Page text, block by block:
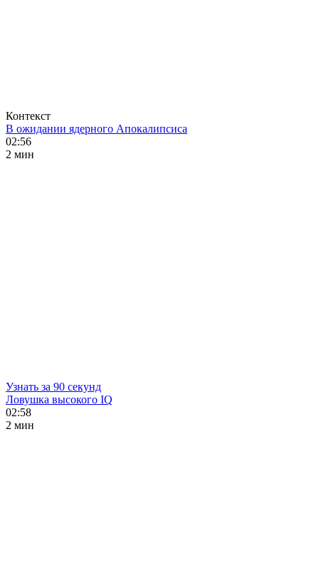
Контекст
В ожидании ядерного Апокалипсиса
02:56
2 мин
Узнать за 90 секунд
Ловушка высокого IQ
02:58
2 мин